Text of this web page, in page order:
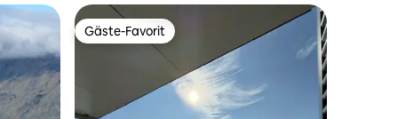
Gäste-Favorit
Gäste-Favorit